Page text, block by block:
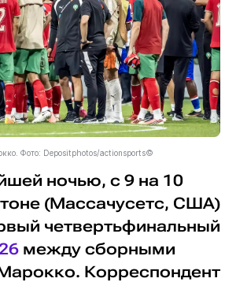
Фото: Depositphotos/actionsports©
ночью, с 9 на 10
(Массачусетс, США)
четвертьфинальный
между сборными
Корреспондент